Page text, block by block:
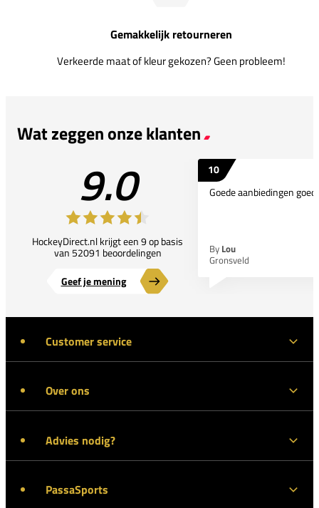
Gemakkelijk retourneren
Verkeerde maat of kleur gekozen? Geen probleem!
Wat zeggen onze klanten
9.0
HockeyDirect.nl krijgt een 9 op basis
van 52091 beoordelingen
Geef je mening
10
Goede aanbiedingen
By Lou
Gronsveld
Customer service
Over ons
Advies nodig?
PassaSports